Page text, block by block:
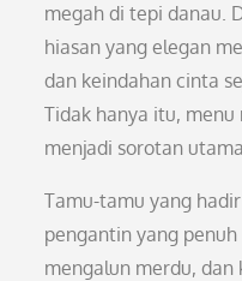
megah di tepi danau.
hiasan yang elegan
dan keindahan cinta
Tidak hanya itu, menu
menjadi sorotan
Tamu-tamu yang
pengantin yang
mengalun merdu,